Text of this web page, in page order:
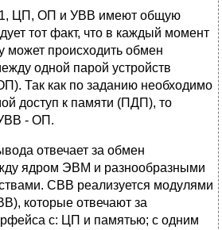
1, ЦП, ОП и УВВ имеют общую
тот факт, что в каждый момент
может происходить обмен
одной парой устройств
Так как по заданию необходимо
доступ к памяти (ПДП), то
- ОП.
отвечает за обмен
ядром ЭВМ и разнообразными
СВВ реализуется модулями
которые отвечают за
с: ЦП и памятью; с одним